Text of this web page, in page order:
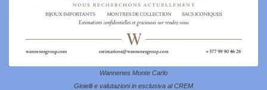
Wannenes Monte Carlo
Gioielli e valutazioni in esclusiva al CREM